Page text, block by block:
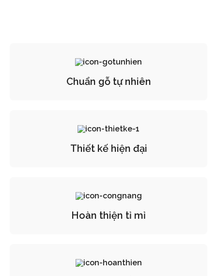
Chuẩn gỗ tự nhiên
Thiết kế hiện đại
Hoàn thiện tỉ mỉ